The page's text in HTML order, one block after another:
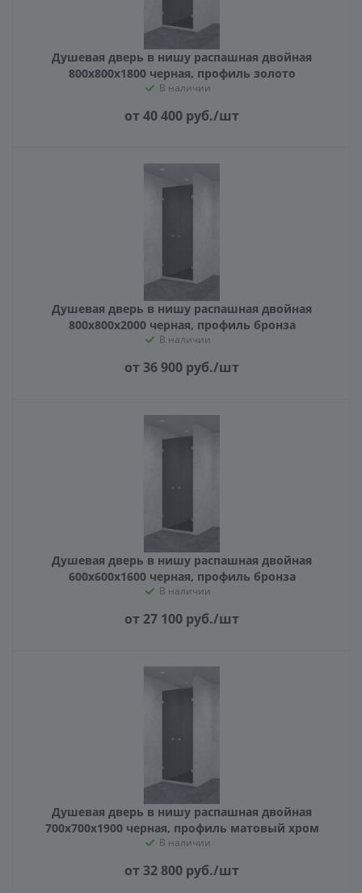
Душевая дверь в нишу распашная двойная
800х800х1800 черная, профиль золото
В наличии
от 40 400 руб./шт
Душевая дверь в нишу распашная двойная
800х800х2000 черная, профиль бронза
В наличии
от 36 900 руб./шт
Душевая дверь в нишу распашная двойная
600х600х1600 черная, профиль бронза
В наличии
от 27 100 руб./шт
Душевая дверь в нишу распашная двойная
700х700х1900 черная, профиль матовый хром
В наличии
от 32 800 руб./шт